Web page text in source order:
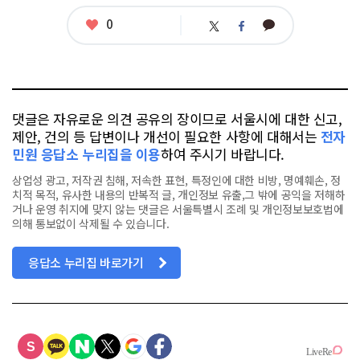
좋
0 트 페 카
댓글은 자유로운 의견 공유의 장이므로 서울시에 대한 신고,
제안, 건의 등 답변이나 개선이 필요한 사항에 대해서는 전자
민원 응답소 누리집을 이용하여 주시기 바랍니다.
상업성 광고, 저작권 침해, 저속한 표현, 특정인에 대한 비방, 명예훼손, 정
치적 목적, 유사한 내용의 반복적 글, 개인정보 유출,그 밖에 공익을 저해하
거나 운영 취지에 맞지 않는 댓글은 서울특별시 조례 및 개인정보보호법에
의해 통보없이 삭제될 수 있습니다.
응답소 누리집 바로가기